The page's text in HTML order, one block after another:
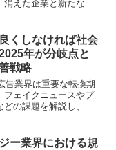
えた企業と新たなカ
くしなければ社会
年が分岐点と
戦略
告業界は重要な転換期
フェイクニュースやプ
どの課題を解説し、広
ー業界における規